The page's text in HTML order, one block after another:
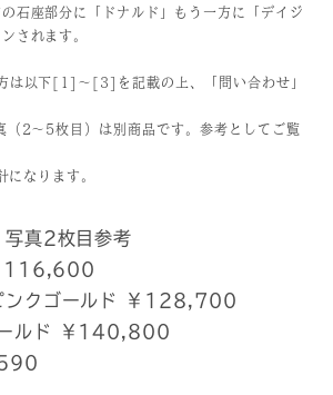
石座部分に「ドナルド」もう一方に「デイジ
されます。
は以下[1]～[3]を記載の上、「問い合わせ」
2～5枚目）は別商品です。参考としてご覧
なります。
真2枚目参考
116,600
ンクゴールド ￥128,700
ルド ￥140,800